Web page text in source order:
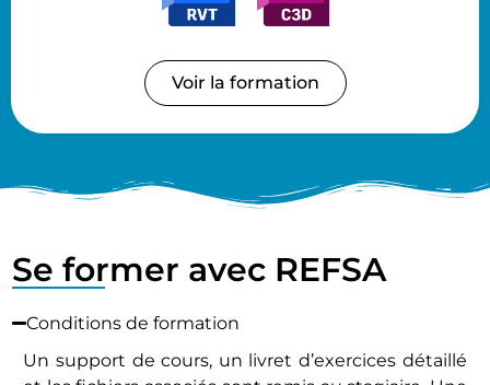
Voir la formation
Se former avec REFSA
Conditions de formation
Un support de cours, un livret d’exercices détaillé